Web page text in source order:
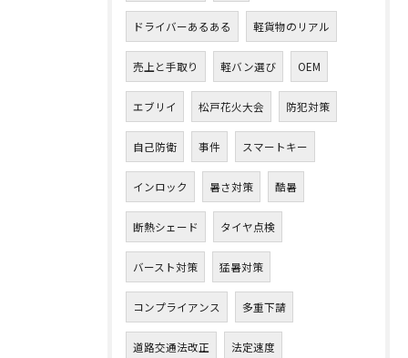
ドライバーあるある 軽貨物のリアル
売上と手取り 軽バン選び OEM
エブリイ 松戸花火大会 防犯対策
自己防衛 事件 スマートキー
インロック 暑さ対策 酷暑
断熱シェード タイヤ点検
バースト対策 猛暑対策
コンプライアンス 多重下請
道路交通法改正 法定速度